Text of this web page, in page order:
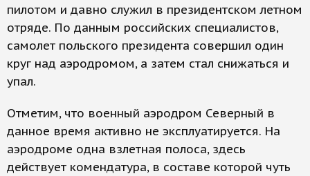
пилотом и давно служил в президентском летном
отряде. По данным российских специалистов,
самолет польского президента совершил один
круг над аэродромом, а затем стал снижаться и
упал.
Отметим, что военный аэродром Северный в
данное время активно не эксплуатируется. На
аэродроме одна взлетная полоса, здесь
действует комендатура, в составе которой чуть